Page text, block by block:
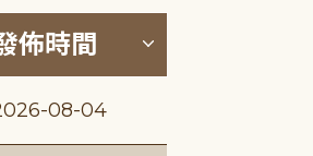
位排序 (升降冪)
佈時間 按發佈時間
08-04